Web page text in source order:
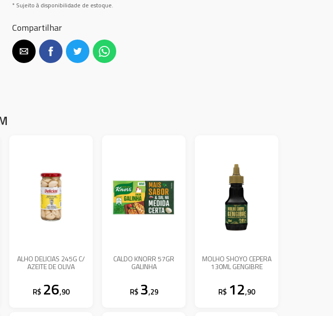
* Sujeito à disponibilidade de estoque.
Compartilhar
ALHO DELICIAS 245G C/
AZEITE DE OLIVA
R$ 26,90
CALDO KNORR 57GR
GALINHA
R$ 3,29
MOLHO SHOYO CEPERA
130ML GENGIBRE
R$ 12,90